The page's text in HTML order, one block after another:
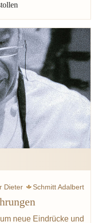
Dieter
Schmitt Adalbert
Frankreich
Pasta Fond
Toskana
neue Eindrücke und